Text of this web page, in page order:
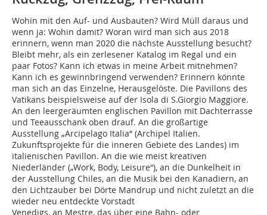
Wohin mit den Auf- und Ausbauten? Wird Müll daraus und
wenn ja: Wohin damit? Woran wird man sich aus 2018
erinnern, wenn man 2020 die nächste Ausstellung besucht?
Bleibt mehr, als ein zerlesener Katalog im Regal und ein
paar Fotos? Kann ich etwas in meine Arbeit mitnehmen?
Kann ich es gewinnbringend verwenden? Erinnern könnte
man sich an das Einzelne, Herausgelöste. Die Pavillons des
Vatikans beispielsweise auf der Isola di S.Giorgio Maggiore.
An den leergeräumten englischen Pavillon mit Dachterrasse
und Teeausschank oben drauf. An die großartige
Ausstellung „Arcipelago Italia“ (Archipel Italien.
Zukunftsprojekte für die inneren Gebiete des Landes) im
italienischen Pavillon. An die wie meist kreativen
Niederländer („Work, Body, Leisure“), an die Dunkelheit in
der Ausstellung Chiles, an die Musik bei den Kanadiern, an
den Lichtzauber bei Dörte Mandrup und nicht zuletzt an die
wieder neu entdeckte Vorstadt
Venedigs, an Mestre, das über eine Bahn- oder